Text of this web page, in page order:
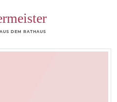
DEM RATHAUS